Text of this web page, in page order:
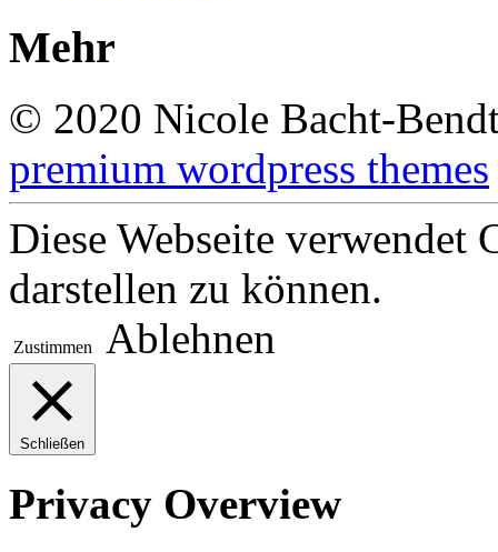
Mehr
© 2020 Nicole Bacht-
premium wordpress themes
Diese Webseite
darstellen zu können.
Zustimmen Ablehnen
Schließen
Privacy Overview